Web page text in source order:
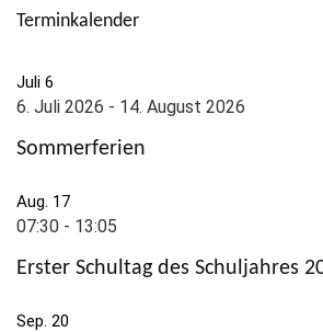
Terminkalender
Juli 6
6. Juli 2026 - 14. August 2026
Sommerferien
Aug. 17
07:30 - 13:05
Erster Schultag des Schuljahres
Sep. 20